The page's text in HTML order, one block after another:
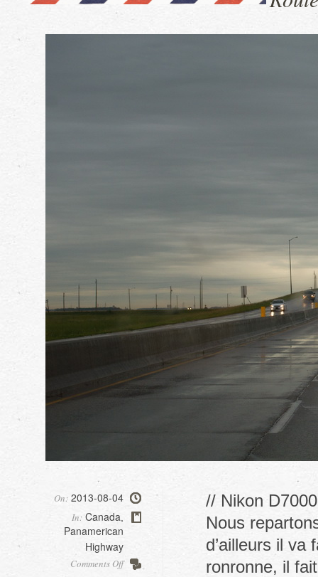
On: 2013-08-04
In: Canada
Panamerican
Highway
Comments Offon
// Nikon
Nous
d’ailleurs il va
ronronne, il